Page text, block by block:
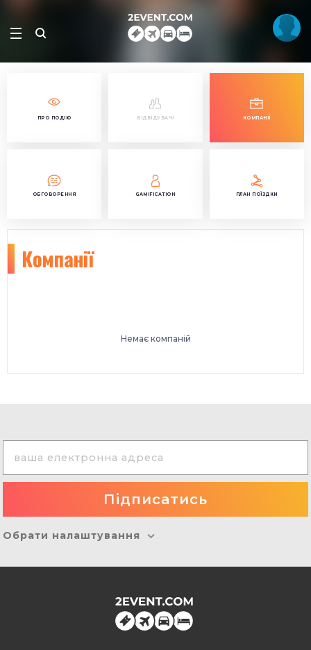
ПРО ПОДІЮ ВІДВІДУВАЧІ КОМПАНІЇ
ОБГОВОРЕННЯ GAMIFICATION ПЛАН ПОЇЗДКИ
Компанії
Немає компаній
Обрати налаштування